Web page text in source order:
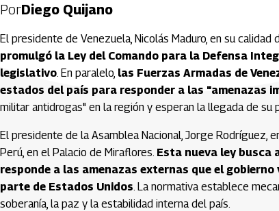
PorDiego Quijano
El presidente de Venezuela, Nicolás Maduro, en su
promulgó la Ley del Comando para la Defensa
legislativo. En paralelo, las Fuerzas Armadas de
estados del país para responder a las "amenazas
militar antidrogas" en la región y esperan la llegada de su
El presidente de la Asamblea Nacional, Jorge
Perú, en el Palacio de Miraflores. Esta nueva ley busca
responde a las amenazas externas que el
parte de Estados Unidos. La normativa establece
soberanía, la paz y la estabilidad interna del país.